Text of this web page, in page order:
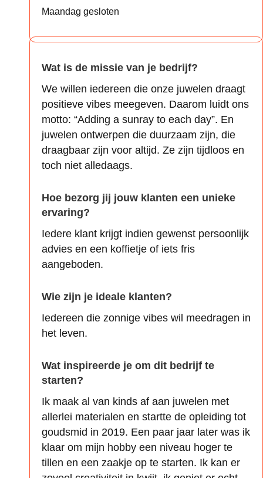
Maandag gesloten
Wat is de missie van je bedrijf?
We willen iedereen die onze juwelen draagt
positieve vibes meegeven. Daarom luidt ons
motto: “Adding a sunray to each day”. En
juwelen ontwerpen die duurzaam zijn, die
draagbaar zijn voor altijd. Ze zijn tijdloos en
toch niet alledaags.
Hoe bezorg jij jouw klanten een unieke
ervaring?
Iedere klant krijgt indien gewenst persoonlijk
advies en een koffietje of iets fris
aangeboden.
Wie zijn je ideale klanten?
Iedereen die zonnige vibes wil meedragen in
het leven.
Wat inspireerde je om dit bedrijf te
starten?
Ik maak al van kinds af aan juwelen met
allerlei materialen en startte de opleiding tot
goudsmid in 2019. Een paar jaar later was ik
klaar om mijn hobby een niveau hoger te
tillen en een zaakje op te starten. Ik kan er